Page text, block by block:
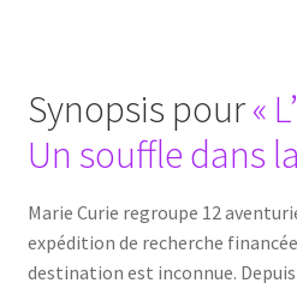
Synopsis pour«
Un souffle dans
Marie Curie regroupe 12
expédition de recherche
destination est inconnue.